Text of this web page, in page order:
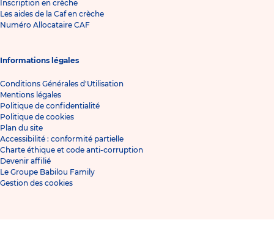
Inscription en crèche
Les aides de la Caf en crèche
Numéro Allocataire CAF
Informations légales
Conditions Générales d'Utilisation
Mentions légales
Politique de confidentialité
Politique de cookies
Plan du site
Accessibilité : conformité partielle
Charte éthique et code anti-corruption
Devenir affilié
Le Groupe Babilou Family
Gestion des cookies